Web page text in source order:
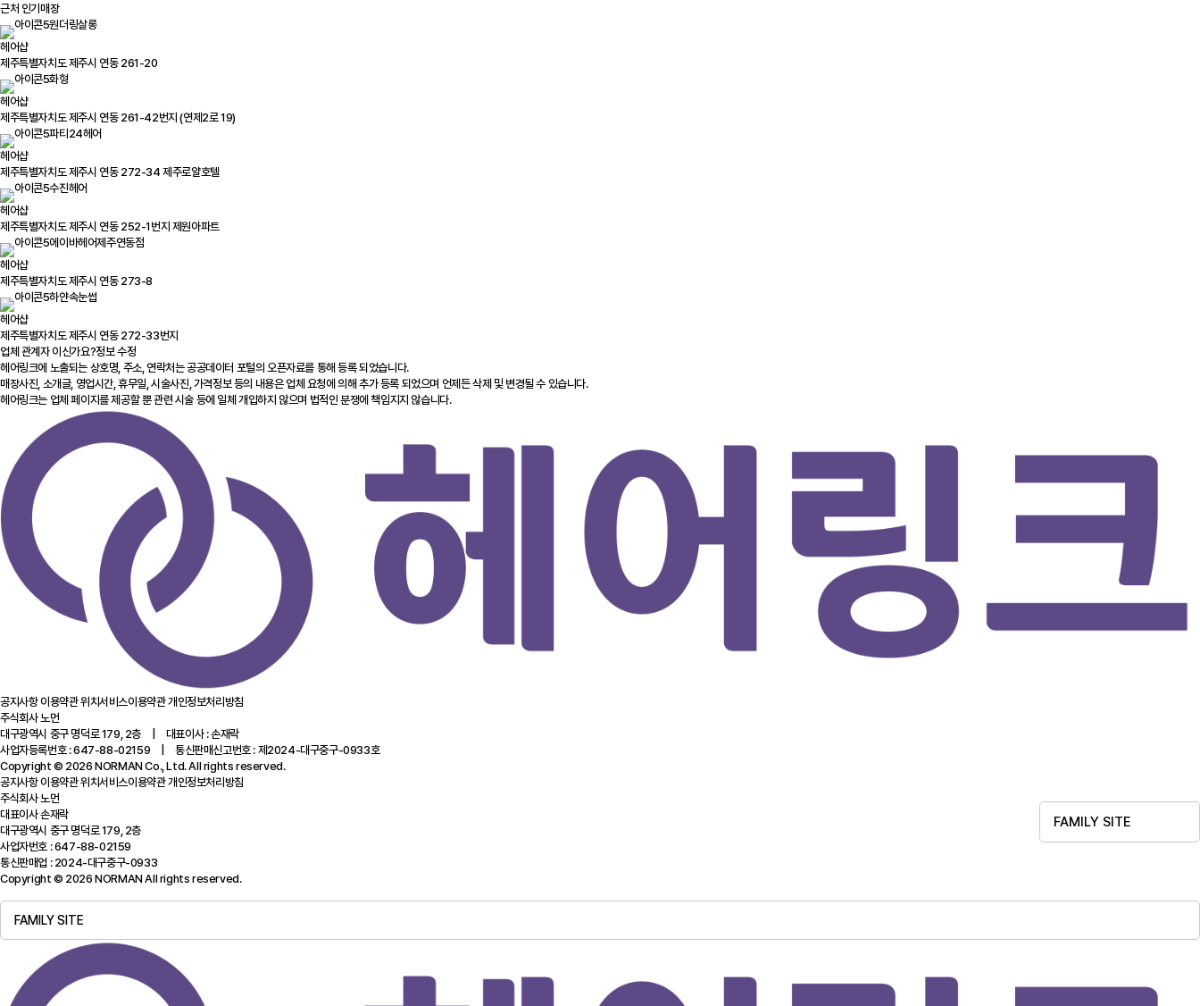
근처 인기매장
원더링살롱
헤어샵
제주특별자치도 제주시 연동 261-20
화형
헤어샵
제주특별자치도 제주시 연동 261-42번지 (연제2로 19)
파티24헤어
헤어샵
제주특별자치도 제주시 연동 272-34 제주로얄호텔
수진헤어
헤어샵
제주특별자치도 제주시 연동 252-1번지 제원아파트
에이바헤어제주연동점
헤어샵
제주특별자치도 제주시 연동 273-8
하얀속눈썹
헤어샵
제주특별자치도 제주시 연동 272-33번지
업체 관계자 이신가요?정보 수정
헤어링크에 노출되는 상호명, 주소, 연락처는 공공데이터 포털의 오픈자료를 통해 등록 되었습니다.
매장사진, 소개글, 영업시간, 휴무일, 시술사진, 가격정보 등의 내용은 업체 요청에 의해 추가 등록 되었으며 언제든 삭제 및 변경될 수 있습니다.
헤어링크는 업체 페이지를 제공할 뿐 관련 시술 등에 일체 개입하지 않으며 법적인 분쟁에 책임지지 않습니다.
공지사항이용약관위치서비스이용약관개인정보처리방침
주식회사 노먼
대구광역시 중구 명덕로 179, 2층 | 대표이사 : 손재락
사업자등록번호 : 647-88-02159 | 통신판매신고번호 : 제2024-대구중구-0933호
Copyright © 2026 NORMAN Co., Ltd. All rights reserved.
FAMILY SITE
공지사항이용약관위치서비스이용약관개인정보처리방침
주식회사 노먼
대표이사 손재락
대구광역시 중구 명덕로 179, 2층
사업자번호 : 647-88-02159
통신판매업 : 2024-대구중구-0933
Copyright © 2026 NORMAN All rights reserved.
FAMILY SITE